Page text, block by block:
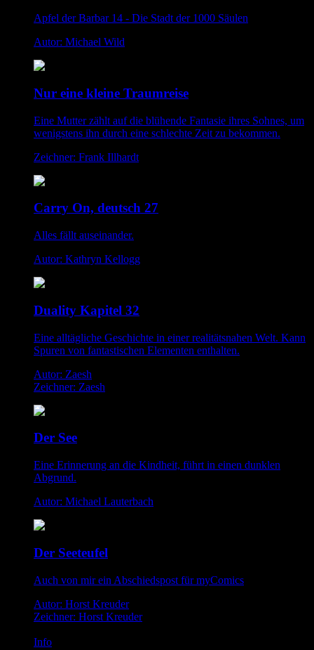
Apfel der Barbar 14 - Die Stadt der 1000 Säulen
Autor: Michael Wild
Nur eine kleine Traumreise
Eine Mutter zählt auf die blühende Fantasie ihres Sohnes, um
wenigstens ihn durch eine schlechte Zeit zu bekommen.
Zeichner: Frank Illhardt
Carry On, deutsch 27
Alles fällt auseinander.
Autor: Kathryn Kellogg
Duality Kapitel 32
Eine alltägliche Geschichte in einer realitätsnahen Welt. Kann
Spuren von fantastischen Elementen enthalten.
Autor: Zaesh
Zeichner: Zaesh
Der See
Eine Erinnerung an die Kindheit, führt in einen dunklen
Abgrund.
Autor: Michael Lauterbach
Der Seeteufel
Auch von mir ein Abschiedspost für myComics
Autor: Horst Kreuder
Zeichner: Horst Kreuder
Info